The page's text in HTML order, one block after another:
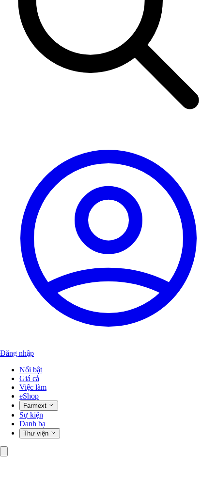
Đăng nhập
Nổi bật
Giá cả
Việc làm
eShop
Farmext
Sự kiện
Danh bạ
Thư viện